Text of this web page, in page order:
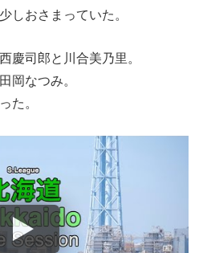
しおさまっていた。
慶司郎と川合美乃里。
岡なつみ。
た。